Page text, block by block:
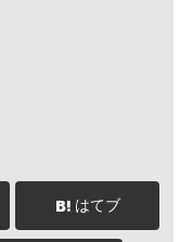
はてブ